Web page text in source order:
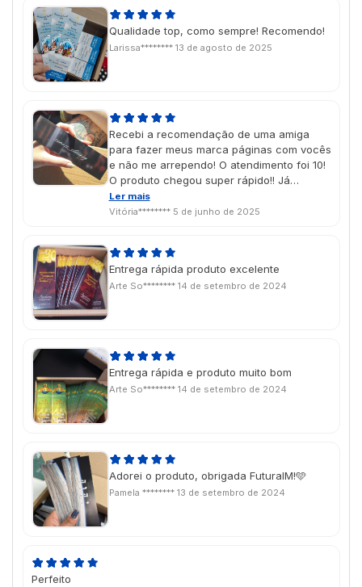
Qualidade top, como sempre! Recomendo!
Larissa******** 13 de agosto de 2025
Recebi a recomendação de uma amiga
para fazer meus marca páginas com vocês
e não me arrependo! O atendimento foi 10!
O produto chegou super rápido!! Já
pensando em futuras encomendas!!
Ler mais
Vitória******** 5 de junho de 2025
Entrega rápida produto excelente
Arte So******** 14 de setembro de 2024
Entrega rápida e produto muito bom
Arte So******** 14 de setembro de 2024
Adorei o produto, obrigada FuturaIM!🩵
Pamela ******** 13 de setembro de 2024
Perfeito